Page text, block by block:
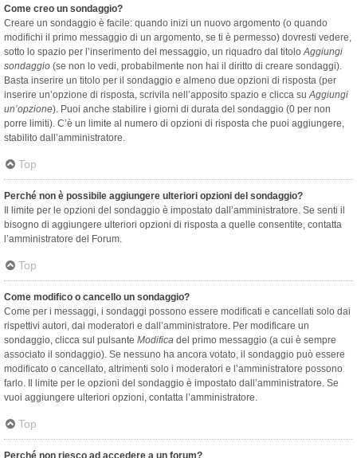
Come creo un sondaggio?
Creare un sondaggio è facile: quando inizi un nuovo argomento (o quando
modifichi il primo messaggio di un argomento, se ti è permesso) dovresti vedere,
sotto lo spazio per l’inserimento del messaggio, un riquadro dal titoloAggiungi
sondaggio (se non lo vedi, probabilmente non hai il diritto di creare sondaggi).
Basta inserire un titolo per il sondaggio e almeno due opzioni di risposta (per
inserire un’opzione di risposta, scrivila nell’apposito spazio e clicca suAggiungi
un’opzione). Puoi anche stabilire i giorni di durata del sondaggio (0 per non
porre limiti). C’è un limite al numero di opzioni di risposta che puoi aggiungere,
stabilito dall’amministratore.
Top
Perché non è possibile aggiungere ulteriori opzioni del sondaggio?
Il limite per le opzioni del sondaggio è impostato dall’amministratore. Se senti il
bisogno di aggiungere ulteriori opzioni di risposta a quelle consentite, contatta
l’amministratore del Forum.
Top
Come modifico o cancello un sondaggio?
Come per i messaggi, i sondaggi possono essere modificati e cancellati solo dai
rispettivi autori, dai moderatori e dall’amministratore. Per modificare un
sondaggio, clicca sul pulsante Modifica del primo messaggio (a cui è sempre
associato il sondaggio). Se nessuno ha ancora votato, il sondaggio può essere
modificato o cancellato, altrimenti solo i moderatori e l’amministratore possono
farlo. Il limite per le opzioni del sondaggio è impostato dall’amministratore. Se
vuoi aggiungere ulteriori opzioni, contatta l’amministratore.
Top
Perché non riesco ad accedere a un forum?